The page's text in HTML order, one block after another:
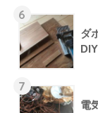
6
ダ
7
電